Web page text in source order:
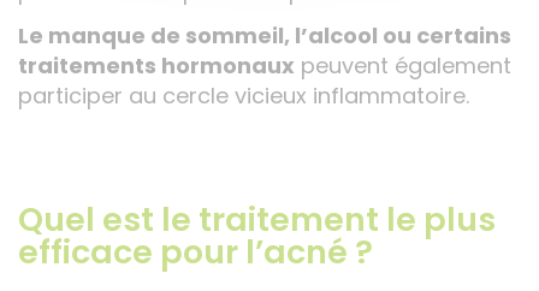
Le manque de sommeil, l’alcool ou certains
traitements hormonaux peuvent également
participer au cercle vicieux inflammatoire.
Quel est le traitement le plus
efficace pour l’acné ?